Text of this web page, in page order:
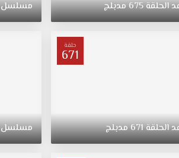
الحلقة675مدبلج مسلسل
حلقة
671
الحلقة671مدبلج مسلسل